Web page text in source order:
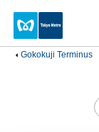
Gokokuji Terminus